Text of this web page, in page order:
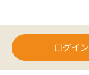
ログイン